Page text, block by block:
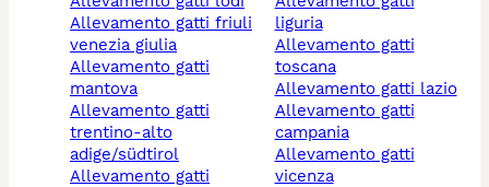
allevamento gatti friuli
venezia giulia
allevamento gatti
mantova
allevamento gatti
trentino-alto
adige/südtirol
allevamento gatti
liguria
allevamento gatti
toscana
allevamento gatti lazio
allevamento gatti
campania
allevamento gatti
vicenza